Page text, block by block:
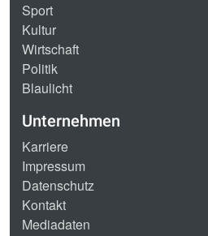
Sport
Kultur
Wirtschaft
Politik
Blaulicht
Unternehmen
Karriere
Impressum
Datenschutz
Kontakt
Mediadaten